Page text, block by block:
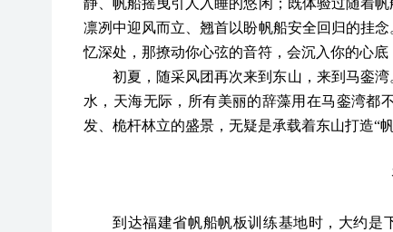
静、帆船摇曳引人入睡的悠闲；既体验过随着
凛冽中迎风而立、翘首以盼帆船安全回归的挂
忆深处，那撩动你心弦的音符，会沉入你的心底
初夏，随采风团再次来到东山，来到马銮
水，天海无际，所有美丽的辞藻用在马銮湾都
发、桅杆林立的盛景，无疑是承载着东山打造“
到达福建省帆船帆板训练基地时，大约是